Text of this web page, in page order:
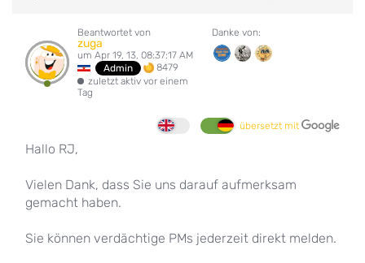
Beantwortet von
zuga
um Apr 19, 13, 08:37:17 AM
Admin
8479
zuletzt aktiv vor einem
Tag
Danke von:
übersetzt mit
Hallo RJ,
Vielen Dank, dass Sie uns darauf aufmerksam
gemacht haben.
Sie können verdächtige PMs jederzeit direkt melden.